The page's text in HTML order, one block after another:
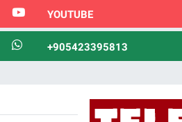
YOUTUBE
+905423395813